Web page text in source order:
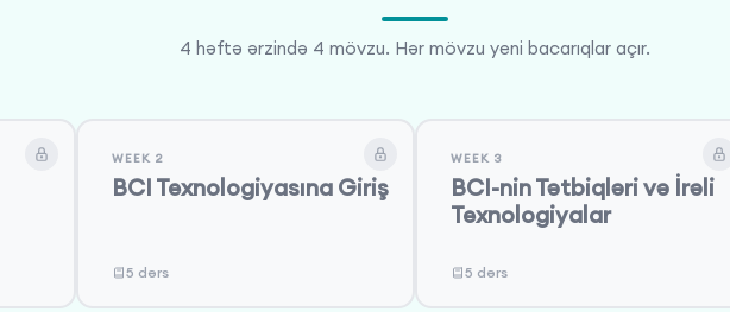
4 həftə ərzində 4 mövzu. Hər mövzu yeni bacarıqlar açır.
WEEK 2
BCI Texnologiyasına Giriş
5 dərs
WEEK 3
BCI-nin Tətbiqləri və İrəli
Texnologiyalar
5 dərs